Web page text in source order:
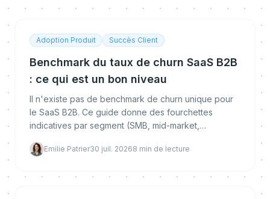
Adoption Produit Succès Client
Benchmark du taux de churn SaaS B2B
: ce qui est un bon niveau
Il n'existe pas de benchmark de churn unique pour
le SaaS B2B. Ce guide donne des fourchettes
indicatives par segment (SMB, mid-market,
net, comment les calculer et comment passer sous le
Emilie Patrier30 juil. 20268 min de lecture